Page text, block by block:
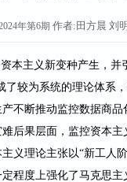
年第6期 作者:田方晨 刘
本主义新变种产生，
较为系统的理论体系
不断推动监控数据商
后果层面，监控资本
义理论主张以“新工人
程度上强化了马克思